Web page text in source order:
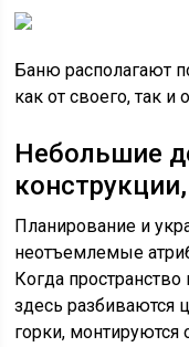
Баню располагают
как от своего, так и
Небольшие
Планирование и
неотъемлемые
Когда
здесь разбиваются
горки,